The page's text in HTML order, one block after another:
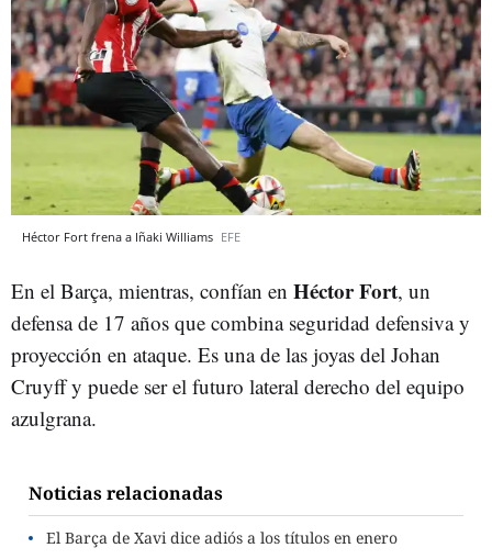
Héctor Fort frena a Iñaki Williams EFE
En el Barça, mientras, confían en Héctor Fort, un
defensa de 17 años que combina seguridad defensiva y
proyección en ataque. Es una de las joyas del Johan
Cruyff y puede ser el futuro lateral derecho del equipo
azulgrana.
Noticias relacionadas
El Barça de Xavi dice adiós a los títulos en enero